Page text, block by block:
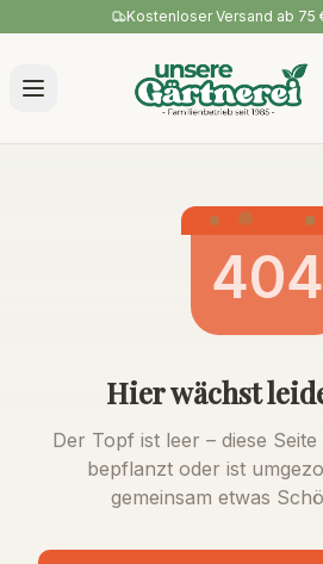
Kostenloser Versand ab 75
404
Hier wächst
Der Topf ist leer – diese
bepflanzt oder ist
gemeinsam etwas